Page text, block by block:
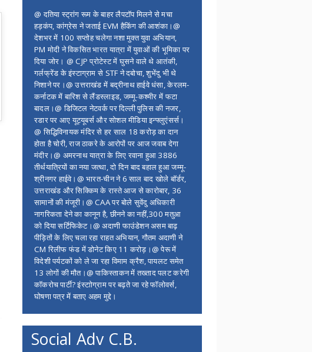
@ दतिया स्ट्रांग रूम के बाहर लैपटॉप मिलने से मचा
हड़कंप, कांग्रेस ने जताई EVM हैकिंग की आशंका।@
देशभर में 100 सप्ताेह चलेगा नशा मुक्त युवा अभियान,
PM मोदी ने विकसित भारत यात्रा में युवाओं की भूमिका पर
दिया जोर। @ CJP प्रोटेस्ट में घुसने वाले थे आतंकी,
गर्लफ्रेंड के इंस्टाग्राम से STF ने दबोचा, शुभेंदु भी थे
निशाने पर।@ उत्तराखंड में बद्रीनाथ हाईवे धंसा, केरलम-
कर्नाटक में बारिश से लैंडस्लाइड, जम्मू-कश्मीर में फटा
बादल।@ डिजिटल नेटवर्क पर दिल्ली पुलिस की नजर,
रडार पर आए यूट्यूबर्स और सोशल मीडिया इन्फ्लुएंसर्स।
@ सिद्धिविनायक मंदिर से हर साल 18 करोड़ का दान
होता है चोरी, राज ठाकरे के आरोपों पर आज जवाब देगा
मंदीर।@ अमरनाथ यात्रा के लिए रवाना हुआ 3886
तीर्थयात्रियों का नया जत्था, दो दिन बाद बहाल हुआ जम्मू-
श्रीनगर हाईवे।@ भारत-चीन ने 6 साल बाद खोले बॉर्डर,
उत्तराखंड और सिक्किम के रास्ते आज से कारोबार, 36
सामानों की मंजूरी।@ CAA पर बोले सुवेंदु अधिकारी
नागरिकता देने का कानून है, छीनने का नहीं,300 मतुआ
को दिया सर्टिफिकेट।@ अदाणी फाउंडेशन असम बाढ़
पीड़ितों के लिए चला रहा राहत अभियान, गौतम अदाणी ने
CM रिलीफ फंड में डोनेट किए 11 करोड़।@ पेरू में
विदेशी पर्यटकों को ले जा रहा विमाम क्रैश, पायलट समेत
13 लोगों की मौत।@ पाकिस्ताकन में तख्ताद पलट करेगी
कॉकरोच पार्टी? इंस्टाोग्राम पर बढ़ते जा रहे फॉलोवर्स,
घोषणा पत्र में बताए अहम मुद्दे।
Social Adv C.B.